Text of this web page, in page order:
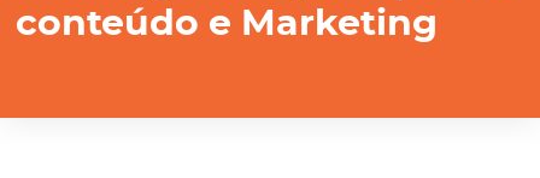
conteúdo e Marketing